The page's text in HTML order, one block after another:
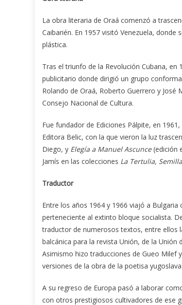
La obra literaria de Oraá comenzó a
Caibarién. En 1957 visitó Venezuela,
plástica.
Tras el triunfo de la Revolución Cubana,
publicitario donde dirigió un grupo
Rolando de Oraá, Roberto Guerrero y
Consejo Nacional de Cultura.
Fue fundador de Ediciones Pálpite, en
Editora Belic, con la que vieron la luz
Diego, y Elegía a Manuel Ascunce(edición
Jamís en las colecciones La Tertulia,
Traductor
Entre los años 1964 y 1966 viajó a
perteneciente al extinto bloque socialista.
traductor de numerosos textos, entre ellos
balcánica para la revista Unión, de la Unión
Asimismo hizo traducciones de Gueo Milef
versiones de la obra de la poetisa
A su regreso de Europa pasó a laborar
con otros prestigiosos cultivadores de ese